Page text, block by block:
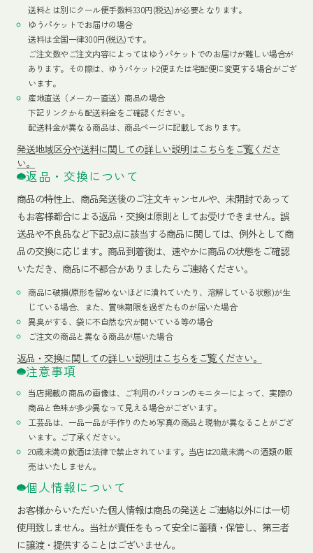
送料とは別にクール便手数料330円(税込)が必要となります。
ゆうパケットでお届けの場合
送料は全国一律300円(税込)です。
ご注文数やご注文内容によってはゆうパケットでのお届けが難しい場合が
あります。その際は、ゆうパケット2便または宅配便に変更する場合がござ
います。
産地直送（メーカー直送）商品の場合
下記リンクから配送料金をご確認ください。
配送料金が異なる商品は、商品ページに記載しております。
発送地域区分や送料に関しての詳しい説明はこちらをご覧くださ
い。
返品・交換について
商品の特性上、商品発送後のご注文キャンセルや、未開封であって
もお客様都合による返品・交換は原則としてお受けできません。誤
送品や不良品など下記3点に該当する商品に関しては、例外として商
品の交換に応じます。商品到着後は、速やかに商品の状態をご確認
いただき、商品に不都合がありましたらご連絡ください。
商品に破損(原形を留めないほどに潰れていたり、溶解している状態)が生
じている場合、また、賞味期限を過ぎたものが届いた場合
異臭がする、袋に不自然な穴が開いている等の場合
ご注文の商品と異なる商品が届いた場合
返品・交換に関しての詳しい説明はこちらをご覧ください。
注意事項
当店掲載の商品の画像は、ご利用のパソコンのモニターによって、実際の
商品と色味が多少異なって見える場合がございます。
工芸品は、一品一品が手作りのため写真の商品と現物が異なることがござ
います。ご了承ください。
20歳未満の飲酒は法律で禁止されています。当店は20歳未満への酒類の販
売はいたしません。
個人情報について
お客様からいただいた個人情報は商品の発送とご連絡以外には一切
使用致しません。当社が責任をもって安全に蓄積・保管し、第三者
に譲渡・提供することはございません。